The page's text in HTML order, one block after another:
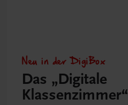
Neu in der DigiBox
Das „Digitale
Klassenzimmer“